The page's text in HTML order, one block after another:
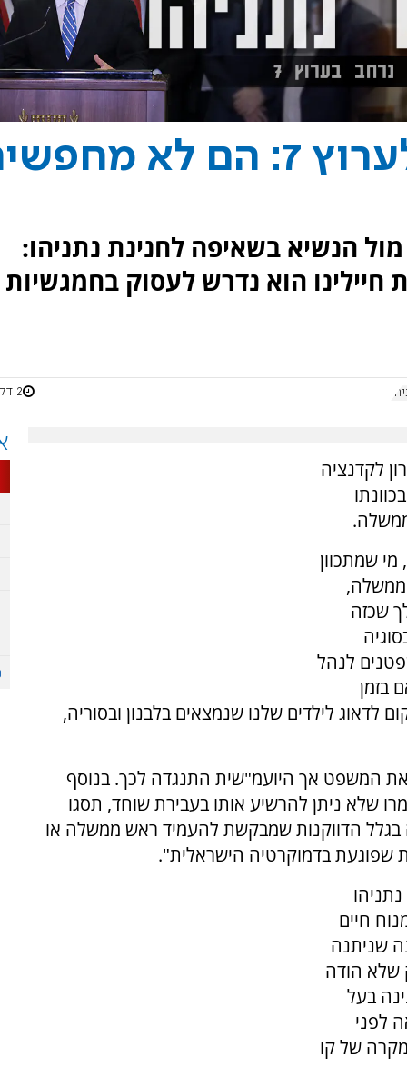
השר עמיחי אליהו לערוץ 7: הם לא
הנשיא בשאיפה לחנינת נתניהו:
הוא נדרש לעסוק בחמגשיות
2 דקות
לקדנציה
שמתכוון
שכזה
לנהל
בזמן
לילדים שלנו שנמצאים בלבנון ובסוריה,
המשפט אך היועמ"שית התנגדה לכך. בנוסף
שלא ניתן להרשיע אותו בעבירת שוחד, תסגו
הדווקנות שמבקשת להעמיד ראש ממשלה או
שפוגעת בדמוקרטיה הישראלית".
חיים
בפרשת קו 300 ולחנינה שניתנה
שלא הודה
בעל
לפני
של קו